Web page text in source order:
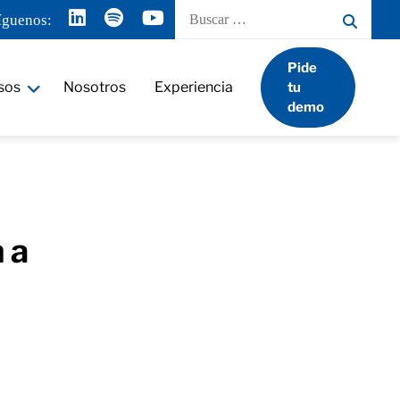
Buscar
Nosotros Experiencia
Pide
tu
demo
a